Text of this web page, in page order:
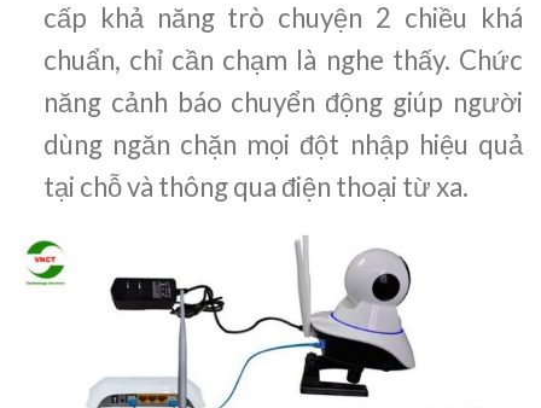
cấp khả năng trò chuyện 2 chiều khá
chuẩn, chỉ cần chạm là nghe thấy. Chức
năng cảnh báo chuyển động giúp người
dùng ngăn chặn mọi đột nhập hiệu quả
tại chỗ và thông qua điện thoại từ xa.